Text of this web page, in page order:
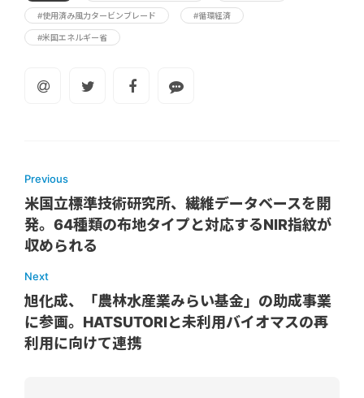
#使用済み風力タービンブレード #循環経済
#米国エネルギー省
Previous
米国立標準技術研究所、繊維データベースを開
発。64種類の布地タイプと対応するNIR指紋が
収められる
Next
旭化成、「農林水産業みらい基金」の助成事業
に参画。HATSUTORIと未利用バイオマスの再
利用に向けて連携